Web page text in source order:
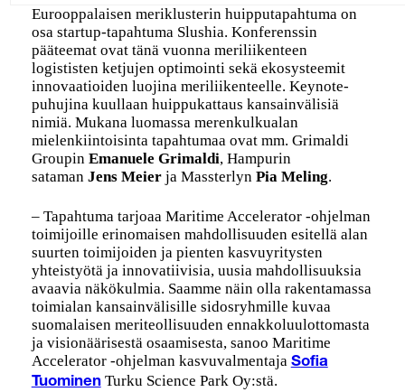
Eurooppalaisen meriklusterin huipputapahtuma on
osa startup-tapahtuma Slushia. Konferenssin
pääteemat ovat tänä vuonna meriliikenteen
logististen ketjujen optimointi sekä ekosysteemit
innovaatioiden luojina meriliikenteelle. Keynote-
puhujina kuullaan huippukattaus kansainvälisiä
nimiä. Mukana luomassa merenkulkualan
mielenkiintoisinta tapahtumaa ovat mm. Grimaldi
Groupin Emanuele Grimaldi, Hampurin
sataman Jens Meierja Massterlyn Pia Meling.
– Tapahtuma tarjoaa Maritime Accelerator -ohjelman
toimijoille erinomaisen mahdollisuuden esitellä alan
suurten toimijoiden ja pienten kasvuyritysten
yhteistyötä ja innovatiivisia, uusia mahdollisuuksia
avaavia näkökulmia. Saamme näin olla rakentamassa
toimialan kansainvälisille sidosryhmille kuvaa
suomalaisen meriteollisuuden ennakkoluulottomasta
ja visionäärisestä osaamisesta, sanoo Maritime
Accelerator -ohjelman kasvuvalmentaja Sofia
TuominenTurku Science Park Oy:stä.